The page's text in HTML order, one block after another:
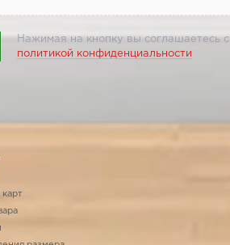
Нажимая на кнопку вы соглашаетесь с
политикой конфиденциальности